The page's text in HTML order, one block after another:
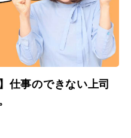
仕事のできない上司